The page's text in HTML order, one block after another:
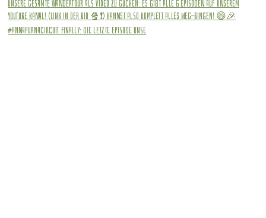
#annapurnacircuit Finally: die letzte Episode unse